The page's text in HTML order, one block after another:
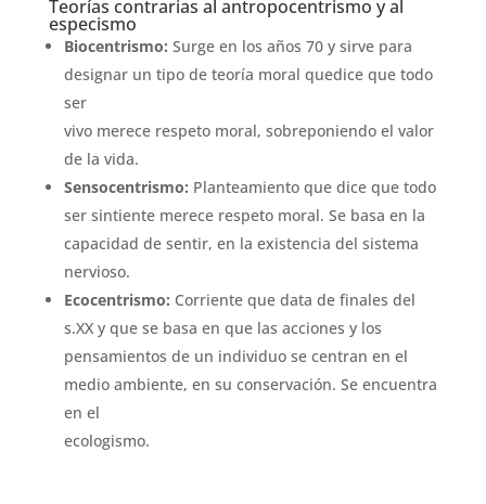
Teorías contrarias al antropocentrismo y al
especismo
Biocentrismo: Surge en los años 70 y sirve para
designar un tipo de teoría moral quedice que todo
ser
vivo merece respeto moral, sobreponiendo el valor
de la vida.
Sensocentrismo: Planteamiento que dice que todo
ser sintiente merece respeto moral. Se basa en la
capacidad de sentir, en la existencia del sistema
nervioso.
Ecocentrismo: Corriente que data de finales del
s.XX y que se basa en que las acciones y los
pensamientos de un individuo se centran en el
medio ambiente, en su conservación. Se encuentra
en el
ecologismo.